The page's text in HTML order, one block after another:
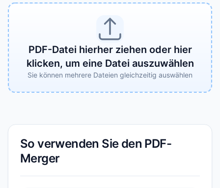
PDF-Datei hierher ziehen oder hier
klicken, um eine Datei auszuwählen
Sie können mehrere Dateien gleichzeitig auswählen
So verwenden Sie den PDF-
Merger